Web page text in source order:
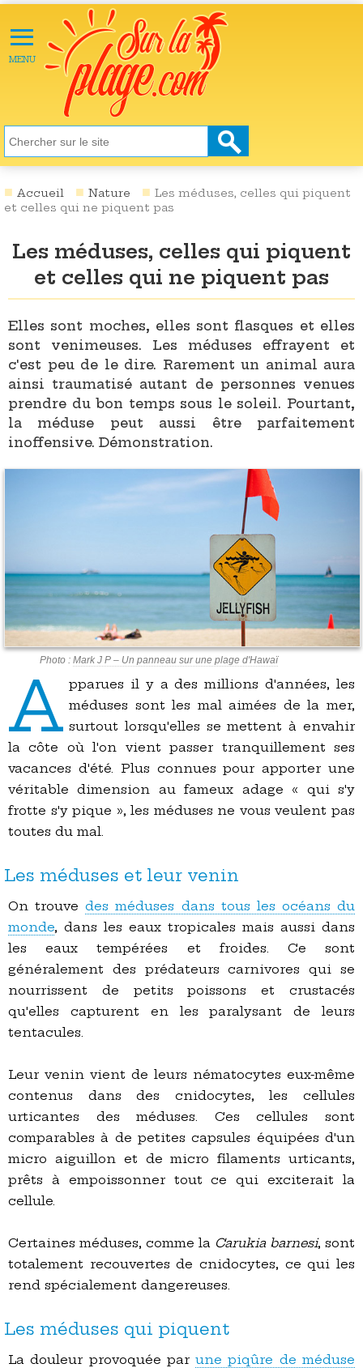
≡
MENU
ACTU
LOISIRS
NATURE
ÉCOLOGIE
SANTÉ
SOCIÉTÉ
CULTURE
DESTINATIONS
Accueil Nature
Les méduses, celles qui piquent
et celles qui ne piquent pas
Les méduses, celles qui piquent
et celles qui ne piquent pas
Elles sont moches, elles sont flasques et elles
sont venimeuses. Les méduses effrayent et
c'est peu de le dire. Rarement un animal aura
ainsi traumatisé autant de personnes venues
prendre du bon temps sous le soleil. Pourtant,
la méduse peut aussi être parfaitement
inoffensive. Démonstration.
Photo : Mark J P – Un panneau sur une plage d'Hawaï
A pparues il y a des millions d'années, les
méduses sont les mal aimées de la mer,
surtout lorsqu'elles se mettent à envahir
la côte où l'on vient passer tranquillement ses
vacances d'été. Plus connues pour apporter une
véritable dimension au fameux adage « qui s'y
frotte s'y pique », les méduses ne vous veulent pas
toutes du mal.
Les méduses et leur venin
On trouvedes méduses dans tous les océans du
monde, dans les eaux tropicales mais aussi dans
les eaux tempérées et froides. Ce sont
généralement des prédateurs carnivores qui se
nourrissent de petits poissons et crustacés
qu'elles capturent en les paralysant de leurs
tentacules.
Leur venin vient de leurs nématocytes eux-même
contenus dans des cnidocytes, les cellules
urticantes des méduses. Ces cellules sont
comparables à de petites capsules équipées d'un
micro aiguillon et de micro filaments urticants,
prêts à empoissonner tout ce qui exciterait la
cellule.
Certaines méduses, comme la Carukia barnesi, sont
totalement recouvertes de cnidocytes, ce qui les
rend spécialement dangereuses.
Les méduses qui piquent
La douleur provoquée parune piqûre de méduse